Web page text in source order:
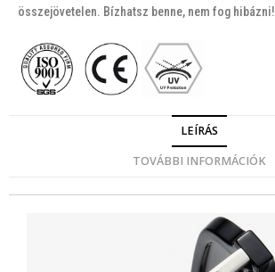
összejövetelen. Bízhatsz benne, nem fog hibázni!
LEÍRÁS
TOVÁBBI INFORMÁCIÓK